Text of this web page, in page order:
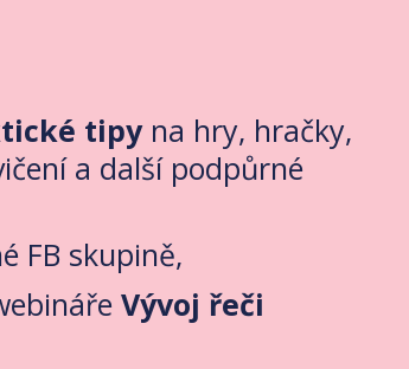
tipyna hry, hračky,
a další podpůrné
FB skupině,
Vývoj řeči